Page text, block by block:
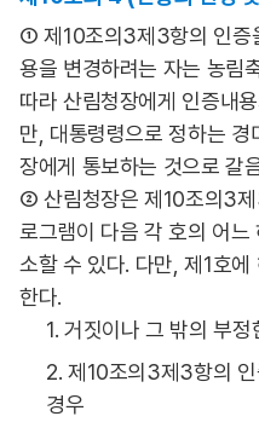
① 제10조의3제3항의 인증
용을 변경하려는 자는 농림
따라 산림청장에게 인증내
만, 대통령령으로 정하는 경
장에게 통보하는 것으로 갈
② 산림청장은 제10조의3
로그램이 다음 각 호의 어느
소할 수 있다. 다만, 제1호
한다.
1. 거짓이나 그 밖의 부
2. 제10조의3제3항의
경우